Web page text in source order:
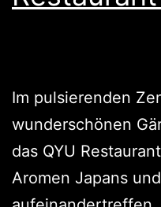
Im pulsierenden
wunderschönen
das QYU
Aromen Japans